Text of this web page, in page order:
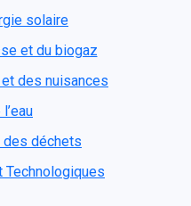
solaire
et du biogaz
des nuisances
des déchets
Technologiques